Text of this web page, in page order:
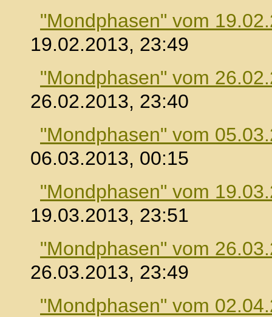
"Mondphasen" vom
19.02.2013, 23:49
"Mondphasen" vom
26.02.2013, 23:40
"Mondphasen" vom
06.03.2013, 00:15
"Mondphasen" vom
19.03.2013, 23:51
"Mondphasen" vom
26.03.2013, 23:49
"Mondphasen" vom